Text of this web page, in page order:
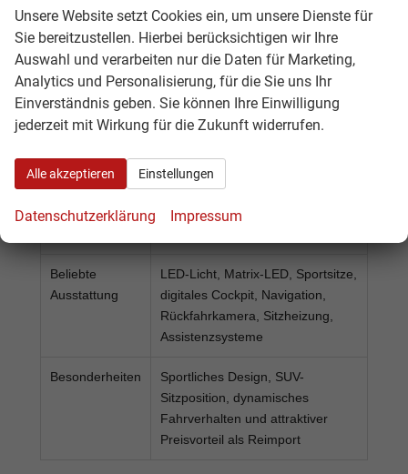
Allrad, je nach Modell und
Verfügbarkeit
Automatik, modellabhängig
Leistung
modellabhängig, je nach
Beliebte
Varianten
Formentor DSG, e-Hybrid, VZ,
4Drive, Tageszulassung und EU-
Beliebte
Ausstattung
LED-Licht, Matrix-LED, Sportsitze,
digitales Cockpit, Navigation,
Rückfahrkamera, Sitzheizung,
Assistenzsysteme
Besonderheiten
Sportliches Design, SUV-
Sitzposition, dynamisches
Fahrverhalten und attraktiver
Preisvorteil als Reimport
Unsere Website setzt Cookies ein, um unsere Dienste für
Sie bereitzustellen. Hierbei berücksichtigen wir Ihre
Auswahl und verarbeiten nur die Daten für Marketing,
Analytics und Personalisierung, für die Sie uns Ihr
Einverständnis geben. Sie können Ihre Einwilligung
jederzeit mit Wirkung für die Zukunft widerrufen.
Alle akzeptieren Einstellungen
Datenschutzerklärung Impressum